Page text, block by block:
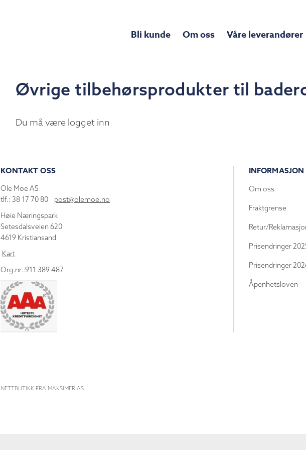
Bli kunde Om oss Våre leverandører
Øvrige tilbehørsprodukter til
Du må være logget inn
KONTAKT OSS
Ole Moe AS
tlf.: 38 17 70 80 post@olemoe.no
Høie Næringspark
Setesdalsveien 620
4619 Kristiansand
Kart
Org.nr.:911 389 487
INFORMASJON
Om oss
Fraktgrense
Retur/
Prisendringer
Prisendringer
Åpenhetsloven
NETTBUTIKK FRA MAKSIMER AS